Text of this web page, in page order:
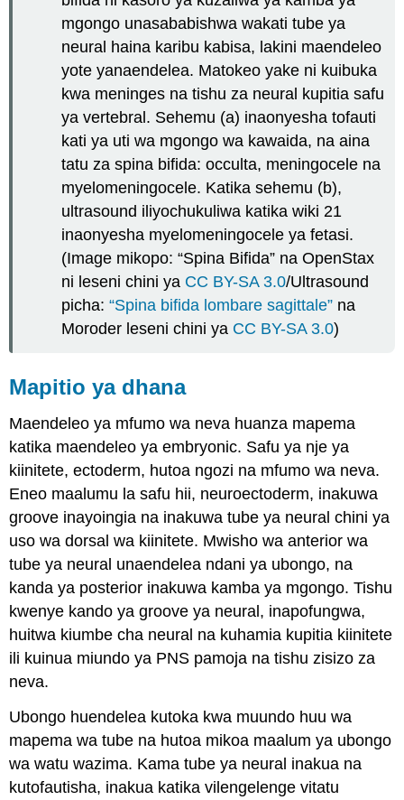
mgongo unasababishwa wakati tube ya
neural haina karibu kabisa, lakini maendeleo
yote yanaendelea. Matokeo yake ni kuibuka
kwa meninges na tishu za neural kupitia safu
ya vertebral. Sehemu (a) inaonyesha tofauti
kati ya uti wa mgongo wa kawaida, na aina
tatu za spina bifida: occulta, meningocele na
myelomeningocele. Katika sehemu (b),
ultrasound iliyochukuliwa katika wiki 21
inaonyesha myelomeningocele ya fetasi.
(Image mikopo: “Spina Bifida” na OpenStax
ni leseni chini ya CC BY-SA 3.0/Ultrasound
picha:“Spina bifida lombare sagittale” na
Moroder leseni chini ya CC BY-SA 3.0)
Mapitio ya dhana
Maendeleo ya mfumo wa neva huanza mapema
katika maendeleo ya embryonic. Safu ya nje ya
kiinitete, ectoderm, hutoa ngozi na mfumo wa neva.
Eneo maalumu la safu hii, neuroectoderm, inakuwa
groove inayoingia na inakuwa tube ya neural chini ya
uso wa dorsal wa kiinitete. Mwisho wa anterior wa
tube ya neural unaendelea ndani ya ubongo, na
kanda ya posterior inakuwa kamba ya mgongo. Tishu
kwenye kando ya groove ya neural, inapofungwa,
huitwa kiumbe cha neural na kuhamia kupitia kiinitete
ili kuinua miundo ya PNS pamoja na tishu zisizo za
neva.
Ubongo huendelea kutoka kwa muundo huu wa
mapema wa tube na hutoa mikoa maalum ya ubongo
wa watu wazima. Kama tube ya neural inakua na
kutofautisha, inakua katika vilengelenge vitatu